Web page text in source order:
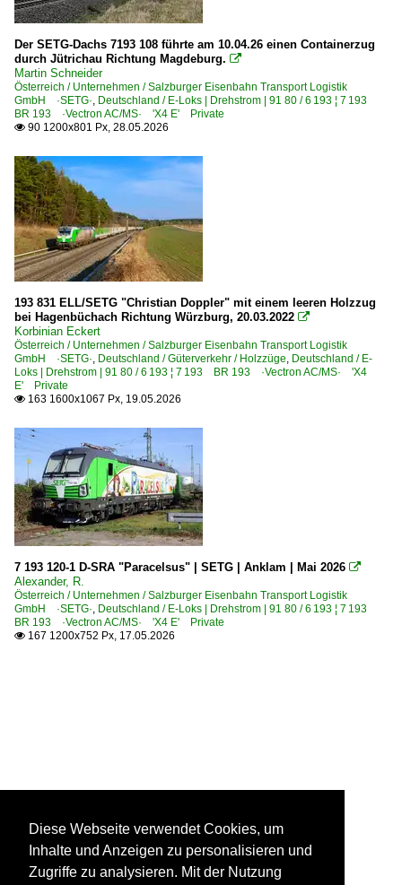
Der SETG-Dachs 7193 108 führte am 10.04.26 einen Containerzug
durch Jütrichau Richtung Magdeburg. 
Martin Schneider
Österreich / Unternehmen / Salzburger Eisenbahn Transport Logistik
GmbH ·SETG·, Deutschland / E-Loks | Drehstrom | 91 80 / 6 193 ¦ 7 193
BR 193 ·Vectron AC/MS· 'X4 E' Private
 90 1200x801 Px, 28.05.2026
193 831 ELL/SETG "Christian Doppler" mit einem leeren Holzzug
bei Hagenbüchach Richtung Würzburg, 20.03.2022 
Korbinian Eckert
Österreich / Unternehmen / Salzburger Eisenbahn Transport Logistik
GmbH ·SETG·, Deutschland / Güterverkehr / Holzzüge, Deutschland / E-
Loks | Drehstrom | 91 80 / 6 193 ¦ 7 193 BR 193 ·Vectron AC/MS· 'X4
E' Private
 163 1600x1067 Px, 19.05.2026
7 193 120-1 D-SRA "Paracelsus" | SETG | Anklam | Mai 2026 
Alexander, R.
Österreich / Unternehmen / Salzburger Eisenbahn Transport Logistik
GmbH ·SETG·, Deutschland / E-Loks | Drehstrom | 91 80 / 6 193 ¦ 7 193
BR 193 ·Vectron AC/MS· 'X4 E' Private
 167 1200x752 Px, 17.05.2026
Diese Webseite verwendet Cookies, um
Inhalte und Anzeigen zu personalisieren und
Zugriffe zu analysieren. Mit der Nutzung